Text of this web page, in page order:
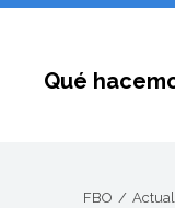
Qué
FBO